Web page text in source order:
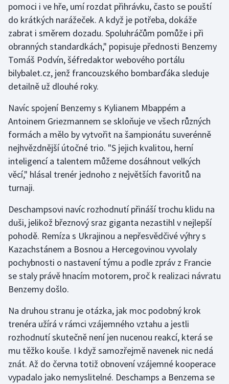
Vodní slalom
Volejbal
Ostatní
pomoci i ve hře, umí rozdat přihrávku, často se pouští
do krátkých narážeček. A když je potřeba, dokáže
zabrat i směrem dozadu. Spoluhráčům pomůže i při
obranných standardkách," popisuje přednosti Benzemy
Tomáš Podvín, šéfredaktor webového portálu
bilybalet.cz, jenž francouzského bombarďáka sleduje
detailně už dlouhé roky.
Navíc spojení Benzemy s Kylianem Mbappém a
Antoinem Griezmannem se skloňuje ve všech různých
formách a mělo by vytvořit na šampionátu suverénně
nejhvězdnější útočné trio. "S jejich kvalitou, herní
inteligencí a talentem můžeme dosáhnout velkých
věcí," hlásal trenér jednoho z největších favoritů na
turnaji.
Deschampsovi navíc rozhodnutí přináší trochu klidu na
duši, jelikož březnový sraz giganta nezastihl v nejlepší
pohodě. Remíza s Ukrajinou a nepřesvědčivé výhry s
Kazachstánem a Bosnou a Hercegovinou vyvolaly
pochybnosti o nastavení týmu a podle zpráv z Francie
se staly právě hnacím motorem, proč k realizaci návratu
Benzemy došlo.
Na druhou stranu je otázka, jak moc podobný krok
trenéra užírá v rámci vzájemného vztahu a jestli
rozhodnutí skutečně není jen nucenou reakcí, která se
mu těžko kouše. I když samozřejmě navenek nic nedá
znát. Až do června totiž obnovení vzájemné kooperace
vypadalo jako nemyslitelné. Deschamps a Benzema se